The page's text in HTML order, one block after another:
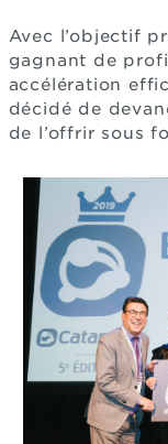
Avec l’objectif
gagnant de
accélération
décidé de
de l’offrir sous